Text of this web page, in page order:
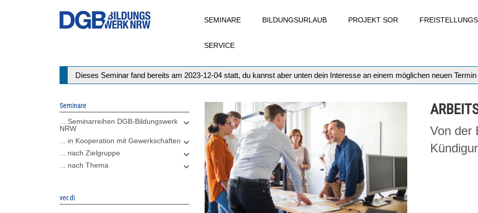
SEMINARE BILDUNGSURLAUB PROJEKT SOR
SERVICE
Statusmeldung
Dieses Seminar fand bereits am 2023-12-04 statt, du kannst aber unten dein Interesse an einem möglichen neuen
Seminare
... Seminarreihen DGB-Bildungswerk
NRW
... in Kooperation mit Gewerkschaften
... nach Zielgruppe
... nach Thema
ver.di
Von der